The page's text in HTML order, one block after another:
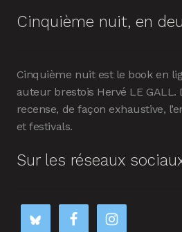
Cinquième nuit, en
Cinquième nuit est le book en
auteur brestois Hervé LE GALL.
recense, de façon exhaustive,
et festivals.
Sur les réseaux